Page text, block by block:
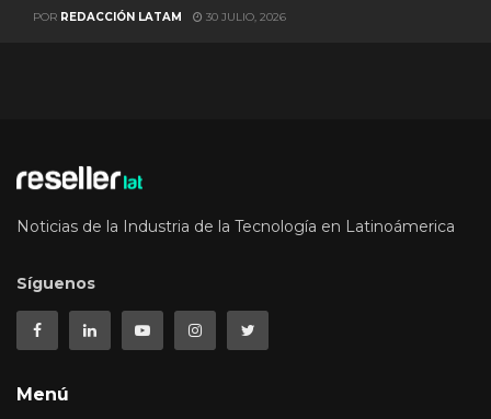
POR REDACCIÓN LATAM 30 JULIO, 2026
Noticias de la Industria de la Tecnología en Latinoámerica
Síguenos
Menú